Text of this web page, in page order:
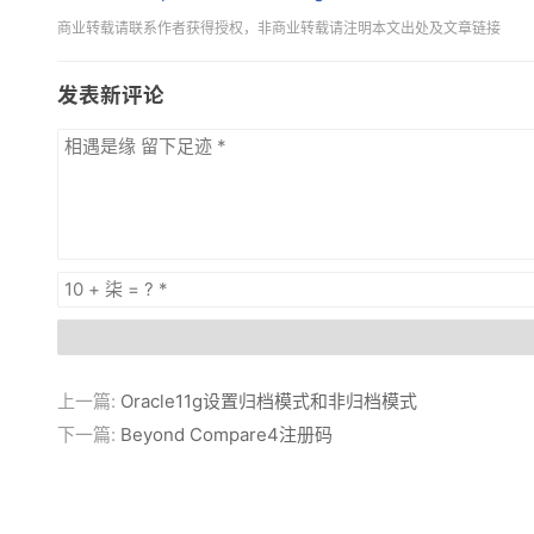
商业转载请联系作者获得授权，非商业转载请注明本文出处及文章链接
发表新评论
上一篇: Oracle11g设置归档模式和非归档模式
下一篇: Beyond Compare4注册码